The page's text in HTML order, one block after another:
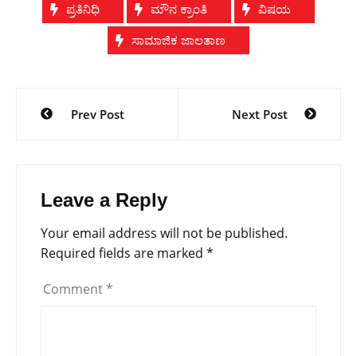
ಪ್ರತಿನಿಧಿ
ಮೌನ ಕ್ರಾಂತಿ
ವಿಷಯ
ಸಾಮಾಜಿಕ ಜಾಲತಾಣ
Post
navigation
Prev Post Next Post
Leave a Reply
Your email address will not be published.
Required fields are marked *
Comment *